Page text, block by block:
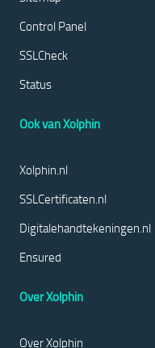
Control Panel
SSLCheck
Status
Ook van Xolphin
Xolphin.nl
SSLCertificaten.nl
Digitalehandtekeningen.nl
Ensured
Over Xolphin
Over Xolphin